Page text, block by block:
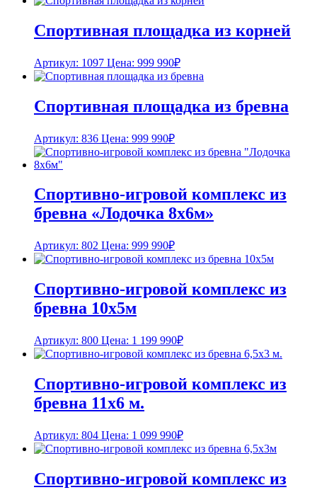
Спортивная площадка из корней
Артикул: 1097 Цена: 999 990₽
Спортивная площадка из бревна
Артикул: 836 Цена: 999 990₽
Спортивно-игровой комплекс из
бревна «Лодочка 8х6м»
Артикул: 802 Цена: 999 990₽
Спортивно-игровой комплекс из
бревна 10х5м
Артикул: 800 Цена: 1 199 990₽
Спортивно-игровой комплекс из
бревна 11х6 м.
Артикул: 804 Цена: 1 099 990₽
Спортивно-игровой комплекс из